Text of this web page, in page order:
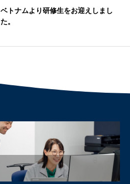
ベトナムより研修生をお迎えしまし
た。